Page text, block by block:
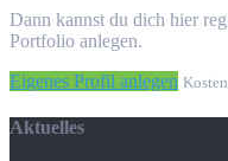
Dann kannst du dich hier
Portfolio anlegen.
Eigenes Profil anlegen
Aktuelles